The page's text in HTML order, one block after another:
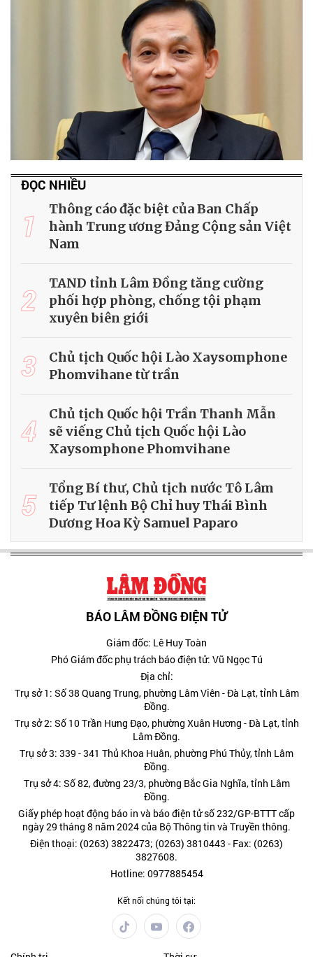
ĐỌC NHIỀU
1
Thông cáo đặc biệt của Ban Chấp
hành Trung ương Đảng Cộng sản Việt
Nam
2
TAND tỉnh Lâm Đồng tăng cường
phối hợp phòng, chống tội phạm
xuyên biên giới
3
Chủ tịch Quốc hội Lào Xaysomphone
Phomvihane từ trần
4
Chủ tịch Quốc hội Trần Thanh Mẫn
sẽ viếng Chủ tịch Quốc hội Lào
Xaysomphone Phomvihane
5
Tổng Bí thư, Chủ tịch nước Tô Lâm
tiếp Tư lệnh Bộ Chỉ huy Thái Bình
Dương Hoa Kỳ Samuel Paparo
BÁO LÂM ĐỒNG ĐIỆN TỬ
Giám đốc: Lê Huy Toàn
Phó Giám đốc phụ trách báo điện tử: Vũ Ngọc Tú
Địa chỉ:
Trụ sở 1: Số 38 Quang Trung, phường Lâm Viên - Đà Lạt, tỉnh Lâm
Đồng.
Trụ sở 2: Số 10 Trần Hưng Đạo, phường Xuân Hương - Đà Lạt, tỉnh
Lâm Đồng.
Trụ sở 3: 339 - 341 Thủ Khoa Huân, phường Phú Thủy, tỉnh Lâm
Đồng.
Trụ sở 4: Số 82, đường 23/3, phường Bắc Gia Nghĩa, tỉnh Lâm
Đồng.
Giấy phép hoạt động báo in và báo điện tử số 232/GP-BTTT cấp
ngày 29 tháng 8 năm 2024 của Bộ Thông tin và Truyền thông.
Điện thoại: (0263) 3822473; (0263) 3810443 - Fax: (0263)
3827608.
Hotline: 0977885454
Kết nối chúng tôi tại: